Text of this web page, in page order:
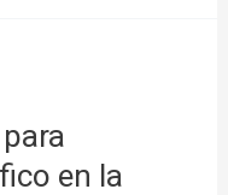
en la